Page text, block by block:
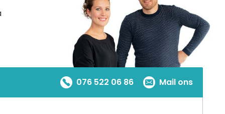
076 522 06 86 Mail ons